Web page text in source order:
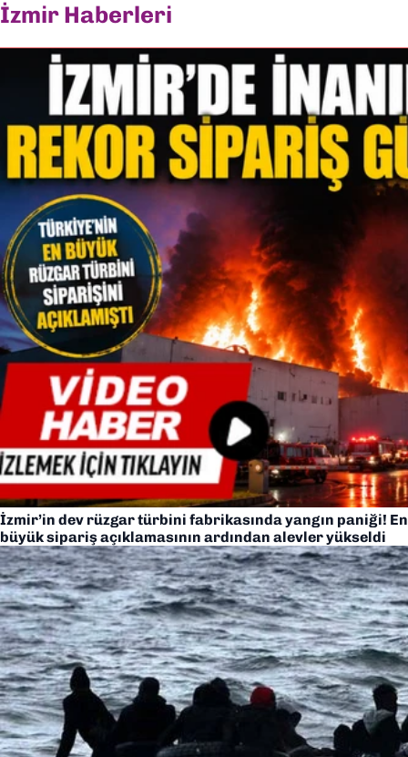
İzmir Haberleri
İzmir’in dev rüzgar türbini fabrikasında yangın paniği! En
büyük sipariş açıklamasının ardından alevler yükseldi